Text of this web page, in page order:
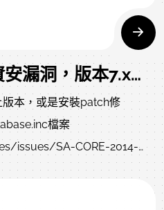
Drupal架站軟體資安漏洞，版本7.x存在SQL injection弱點，請盡速更新至7.31版本
版本，或是安裝patch修
檔案
issues/SA-CORE-2014-
擊者繞過帳號認證取得網站管